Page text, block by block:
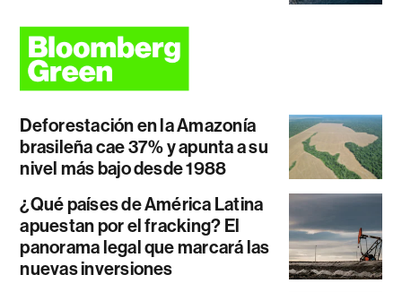
Deforestación en la Amazonía
brasileña cae 37% y apunta a su
nivel más bajo desde 1988
¿Qué países de América Latina
apuestan por el fracking? El
panorama legal que marcará las
nuevas inversiones